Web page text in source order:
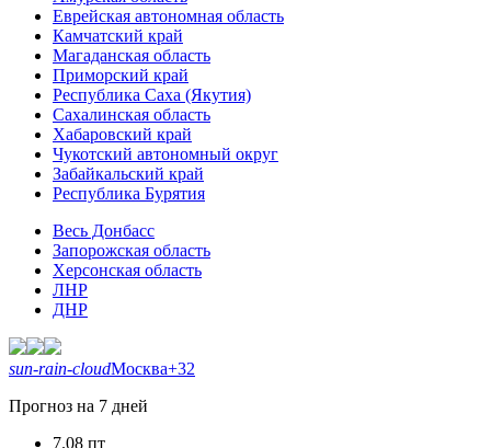
Еврейская автономная область
Камчатский край
Магаданская область
Приморский край
Республика Саха (Якутия)
Сахалинская область
Хабаровский край
Чукотский автономный округ
Забайкальский край
Республика Бурятия
Весь Донбасс
Запорожская область
Херсонская область
ЛНР
ДНР
sun-rain-cloudМосква+32
Прогноз на 7 дней
7.08 пт